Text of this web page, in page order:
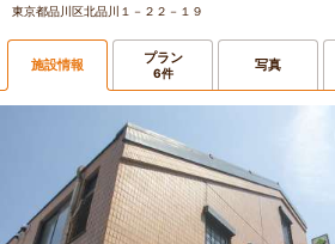
東京都品川区北品川１－２２－１９
施設情報 プラン
6件 写真